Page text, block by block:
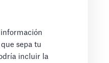
sepa tu
incluir la